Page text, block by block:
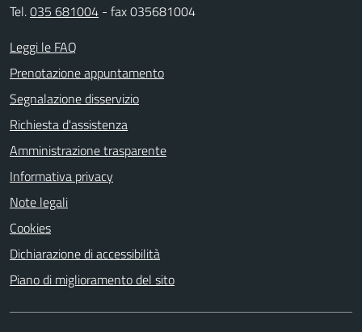
Tel.035 681004 - fax 035681004
Leggi le FAQ
Prenotazione appuntamento
Segnalazione disservizio
Richiesta d'assistenza
Amministrazione trasparente
Informativa privacy
Note legali
Cookies
Dichiarazione di accessibilità
Piano di miglioramento del sito